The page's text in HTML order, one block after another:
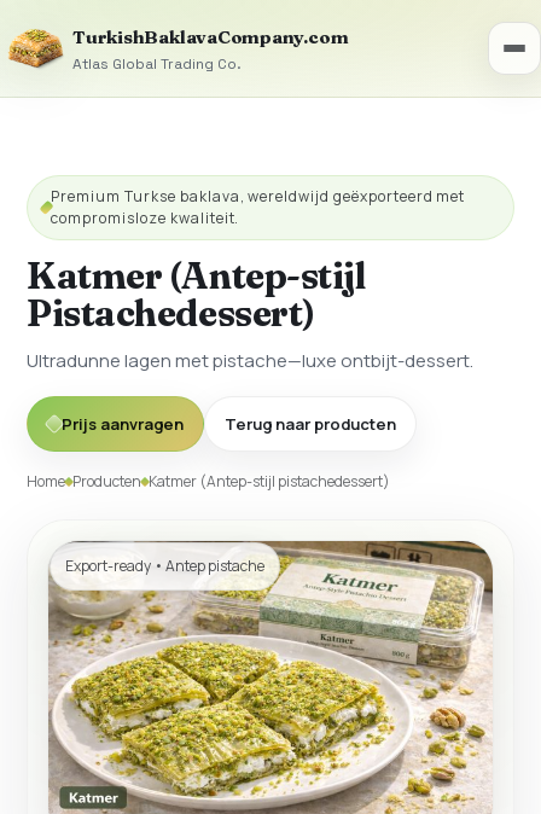
TurkishBaklavaCompany.com
Atlas Global Trading Co.
Premium Turkse baklava, wereldwijd geëxporteerd met
compromisloze kwaliteit.
Katmer (Antep-stijl
Pistachedessert)
Ultradunne lagen met pistache—luxe ontbijt-dessert.
Prijs aanvragen Terug naar producten
Home Producten Katmer (Antep-stijl pistachedessert)
Export-ready • Antep pistache